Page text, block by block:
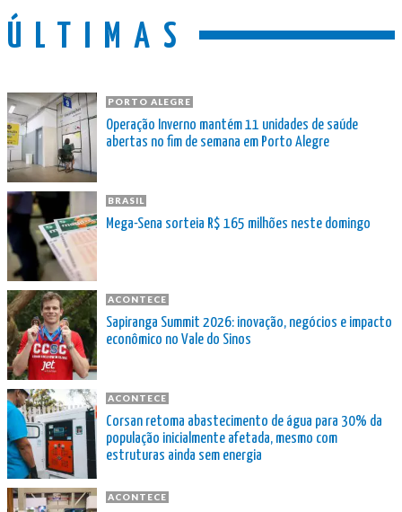
ÚLTIMAS
PORTO ALEGRE
Operação Inverno mantém 11 unidades de saúde
abertas no fim de semana em Porto Alegre
BRASIL
Mega-Sena sorteia R$ 165 milhões neste domingo
ACONTECE
Sapiranga Summit 2026: inovação, negócios e impacto
econômico no Vale do Sinos
ACONTECE
Corsan retoma abastecimento de água para 30% da
população inicialmente afetada, mesmo com
estruturas ainda sem energia
ACONTECE